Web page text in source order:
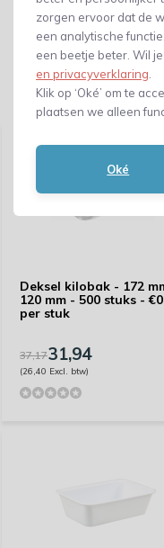
zorgen ervoor dat de
een analytische
een beetje beter. Wil
en privacyverklaring
Klik op ‘Oké’ om te
plaatsen we alleen
Oké
Gerelateerde
Deksel kilobak - 172
120 mm - 500 stuks -
per stuk
37,1731,94
(26,40 Excl. btw)